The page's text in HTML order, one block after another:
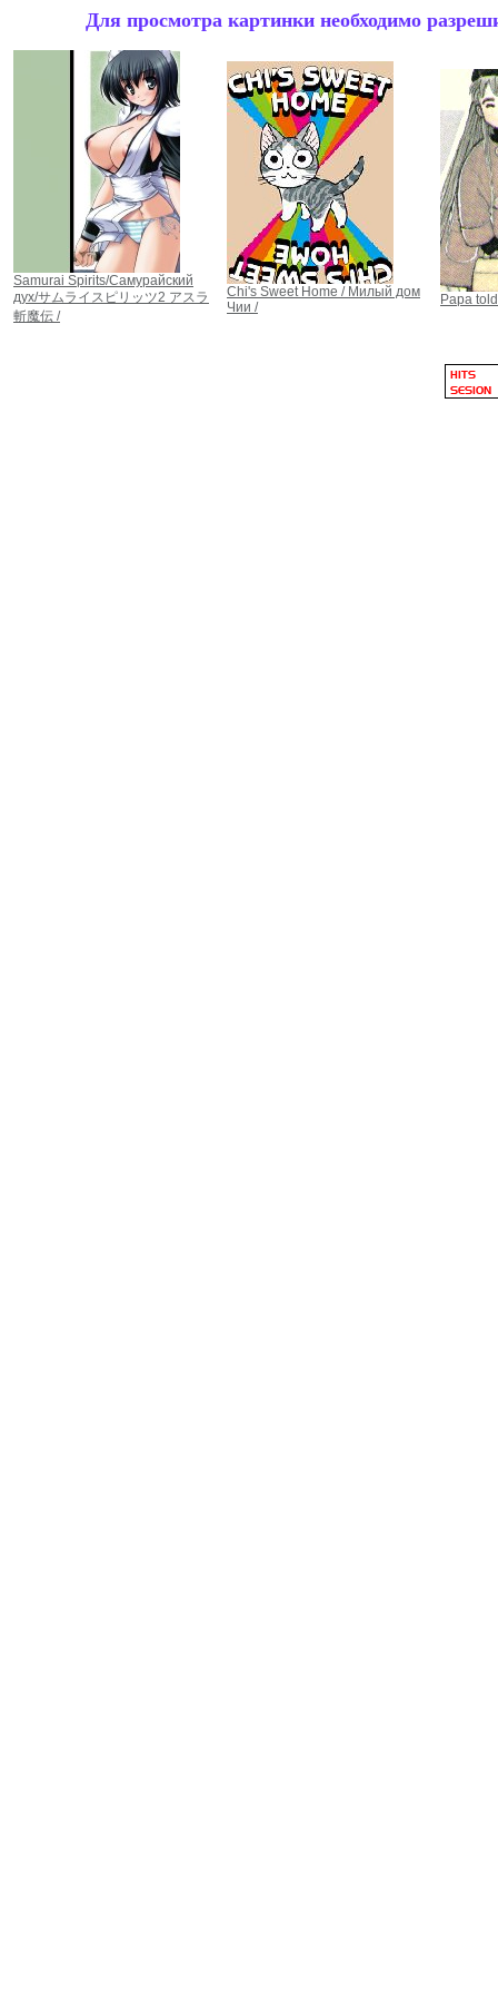
Для просмотра картинки необходимо
Samurai Spirits/Самурайский
дух/サムライスピリッツ2 アスラ
斬魔伝 /
Chi's Sweet Home / Милый дом
Чии /
Papa